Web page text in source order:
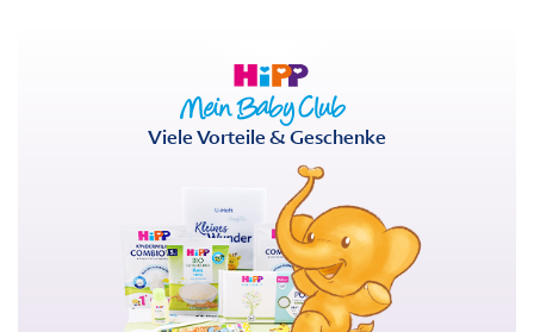
Viele Vorteile & Geschenke